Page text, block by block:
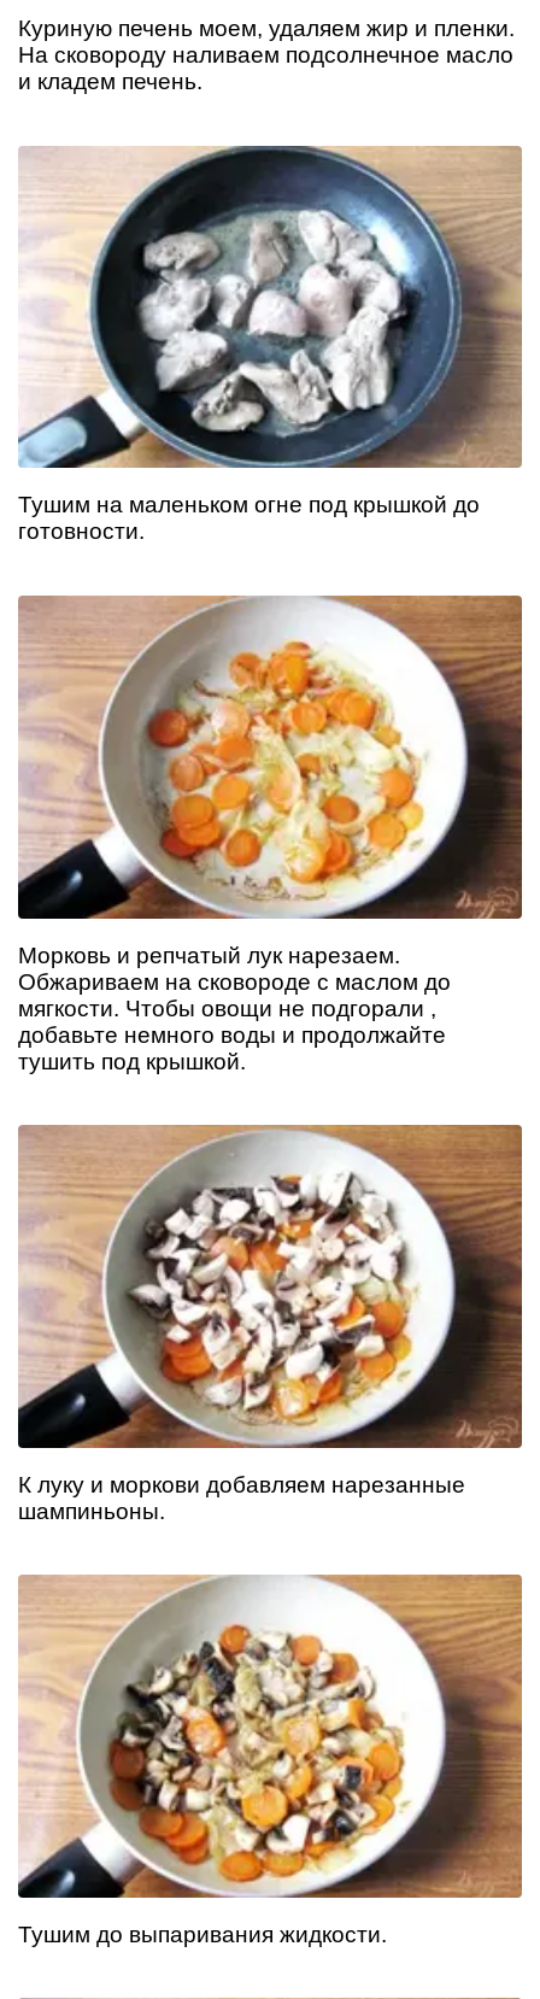
Куриную печень моем, удаляем жир и пленки.
На сковороду наливаем подсолнечное масло
и кладем печень.
Тушим на маленьком огне под крышкой до
готовности.
Морковь и репчатый лук нарезаем.
Обжариваем на сковороде с маслом до
мягкости. Чтобы овощи не подгорали ,
добавьте немного воды и продолжайте
тушить под крышкой.
К луку и моркови добавляем нарезанные
шампиньоны.
Тушим до выпаривания жидкости.